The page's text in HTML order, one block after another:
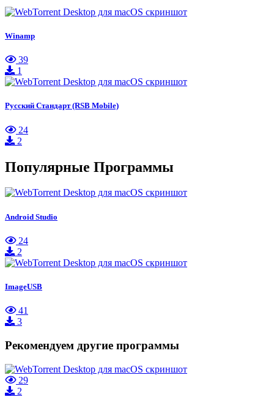
Winamp
39
1
Русский Стандарт (RSB Mobile)
24
2
Популярные Программы
Android Studio
24
2
ImageUSB
41
3
Рекомендуем другие программы
29
2